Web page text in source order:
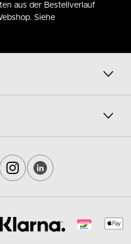
aus der Bestellverlauf
Siehe